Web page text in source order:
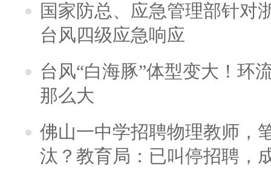
国家防总、应急管理部针对
台风四级应急响应
台风“白海豚”体型变大！环
那么大
佛山一中学招聘物理教师，
汰？教育局：已叫停招聘，